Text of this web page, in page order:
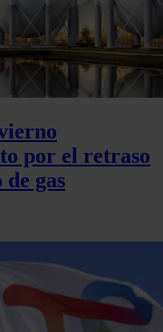
por el retraso
gas